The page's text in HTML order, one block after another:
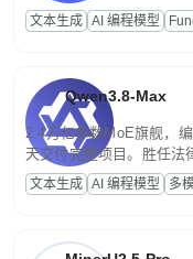
高并发、轻量化任务，适
文案处理等普惠刚需场景
文本生成 AI 编程模型
Qwen3.8-Max
2.4万亿参数MoE旗舰，
天交付完整项目。胜任法
话端到端交付生产级成果
程，支持超长文档与长视
文本生成 AI 编程模型 多